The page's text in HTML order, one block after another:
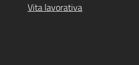
Vita lavorativa